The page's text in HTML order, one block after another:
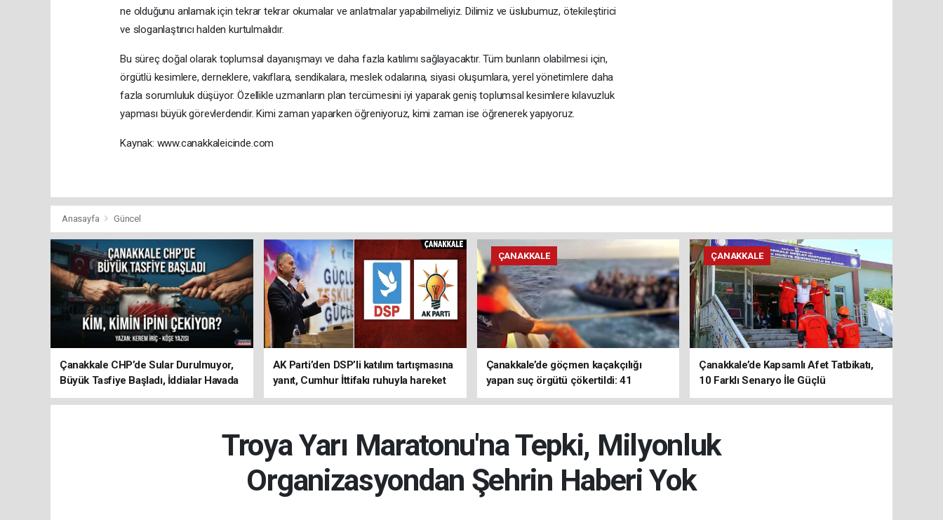
ne olduğunu anlamak için tekrar tekrar okumalar ve anlatmalar yapabilmeliyiz. Dilimiz ve üslubumuz, ötekileştirici
ve sloganlaştırıcı halden kurtulmalıdır.
Bu süreç doğal olarak toplumsal dayanışmayı ve daha fazla katılımı sağlayacaktır. Tüm bunların olabilmesi için,
örgütlü kesimlere, derneklere, vakıflara, sendikalara, meslek odalarına, siyasi oluşumlara, yerel yönetimlere daha
fazla sorumluluk düşüyor. Özellikle uzmanların plan tercümesini iyi yaparak geniş toplumsal kesimlere kılavuzluk
yapması büyük görevlerdendir. Kimi zaman yaparken öğreniyoruz, kimi zaman ise öğrenerek yapıyoruz.
Kaynak: www.canakkaleicinde.com
Anasayfa Güncel
Çanakkale CHP’de Sular Durulmuyor,
Büyük Tasfiye Başladı, İddialar Havada
Uçuşuyor
AK Parti’den DSP’li katılım tartışmasına
yanıt, Cumhur İttifakı ruhuyla hareket
ediyoruz
ÇANAKKALE
Çanakkale’de göçmen kaçakçılığı
yapan suç örgütü çökertildi: 41
tutuklama
ÇANAKKALE
Çanakkale’de Kapsamlı Afet Tatbikatı,
10 Farklı Senaryo İle Güçlü
Koordinasyon
Troya Yarı Maratonu'na Tepki, Milyonluk
Organizasyondan Şehrin Haberi Yok